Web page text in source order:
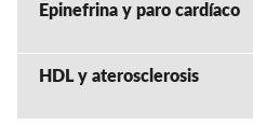
Epinefrina y paro cardíaco
HDL y aterosclerosis